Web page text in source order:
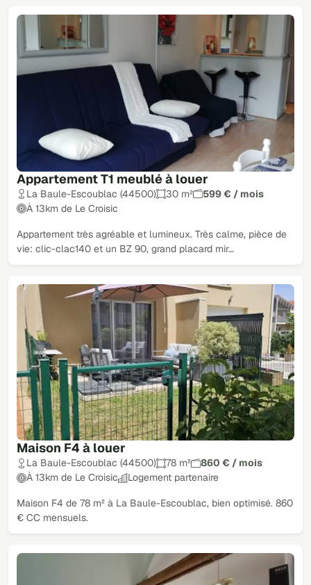
Appartement T1 meublé à louer
La Baule-Escoublac (44500) 30 m²
599 € / mois
À 13km de Le Croisic
Appartement très agréable et lumineux. Très calme, pièce de
vie: clic-clac140 et un BZ 90, grand placard mir…
Maison F4 à louer
La Baule-Escoublac (44500) 78 m²
860 € / mois
À 13km de Le Croisic
Logement partenaire
Maison F4 de 78 m² à La Baule-Escoublac, bien optimisé. 860
€ CC mensuels.